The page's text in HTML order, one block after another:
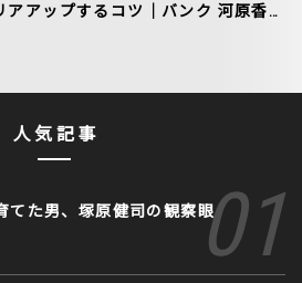
アアップするコツ｜バンク 河原香
人気記事
てた男、塚原健司の観察眼